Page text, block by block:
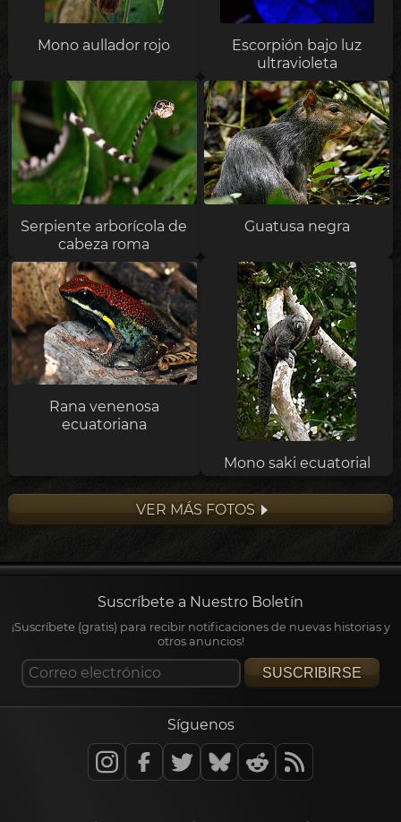
Mono aullador rojo
Escorpión bajo luz
ultravioleta
Serpiente arborícola de
cabeza roma
Guatusa negra
Rana venenosa
ecuatoriana
Mono saki ecuatorial
VER MÁS FOTOS
Suscríbete a Nuestro Boletín
¡Suscríbete (gratis) para recibir notificaciones de nuevas historias y
otros anuncios!
SUSCRIBIRSE
Síguenos